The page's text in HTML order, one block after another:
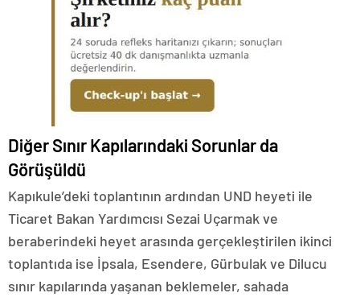
Diğer Sınır Kapılarındaki Sorunlar da
Görüşüldü
Kapıkule’deki toplantının ardından UND heyeti ile
Ticaret Bakan Yardımcısı Sezai Uçarmak ve
beraberindeki heyet arasında gerçekleştirilen ikinci
toplantıda ise İpsala, Esendere, Gürbulak ve Dilucu
sınır kapılarında yaşanan beklemeler, sahada